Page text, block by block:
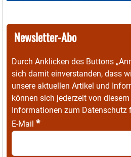
Newsletter-Abo
Durch Anklicken des Buttons
sich damit einverstanden, dass
unsere aktuellen Artikel und
können sich jederzeit von
Informationen zum Datenschutz
E-Mail *